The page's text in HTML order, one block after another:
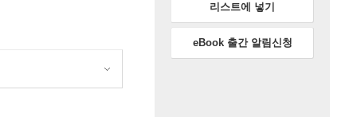
리스트에 넣기
eBook 출간 알림신청